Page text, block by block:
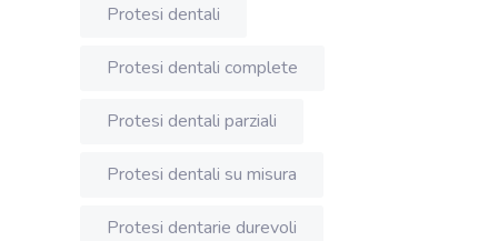
Protesi dentali
Protesi dentali complete
Protesi dentali parziali
Protesi dentali su misura
Protesi dentarie durevoli